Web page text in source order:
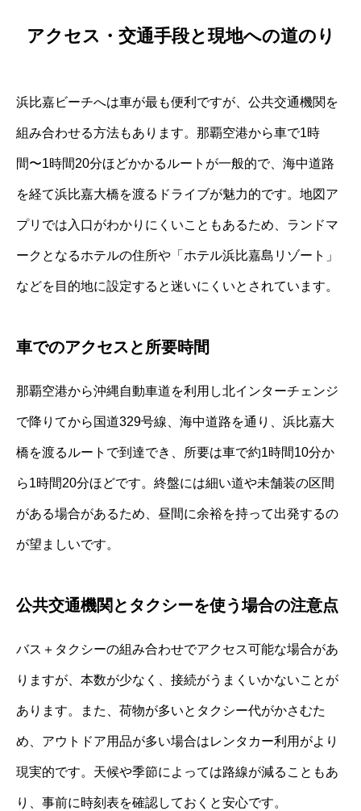
アクセス・交通手段と現地への道のり
浜比嘉ビーチへは車が最も便利ですが、公共交通機関を
組み合わせる方法もあります。那覇空港から車で1時
間〜1時間20分ほどかかるルートが一般的で、海中道路
を経て浜比嘉大橋を渡るドライブが魅力的です。地図ア
プリでは入口がわかりにくいこともあるため、ランドマ
ークとなるホテルの住所や「ホテル浜比嘉島リゾート」
などを目的地に設定すると迷いにくいとされています。
車でのアクセスと所要時間
那覇空港から沖縄自動車道を利用し北インターチェンジ
で降りてから国道329号線、海中道路を通り、浜比嘉大
橋を渡るルートで到達でき、所要は車で約1時間10分か
ら1時間20分ほどです。終盤には細い道や未舗装の区間
がある場合があるため、昼間に余裕を持って出発するの
が望ましいです。
公共交通機関とタクシーを使う場合の注意点
バス＋タクシーの組み合わせでアクセス可能な場合があ
りますが、本数が少なく、接続がうまくいかないことが
あります。また、荷物が多いとタクシー代がかさむた
め、アウトドア用品が多い場合はレンタカー利用がより
現実的です。天候や季節によっては路線が減ることもあ
り、事前に時刻表を確認しておくと安心です。